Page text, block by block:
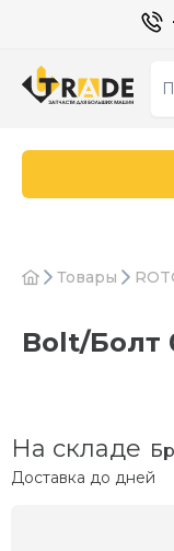
Товары
Bolt/Болт
На складе
Доставка до дней